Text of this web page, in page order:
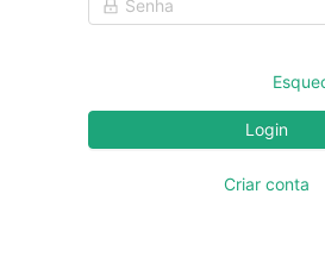
Login
Criar conta